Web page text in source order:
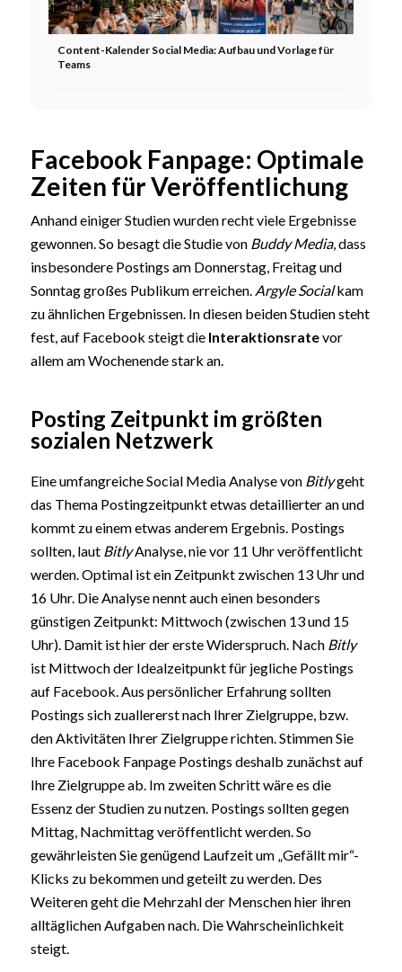
Content-Kalender Social Media: Aufbau und Vorlage für
Teams
Facebook Fanpage: Optimale
Zeiten für Veröffentlichung
Anhand einiger Studien wurden recht viele Ergebnisse
gewonnen. So besagt die Studie von Buddy Media, dass
insbesondere Postings am Donnerstag, Freitag und
Sonntag großes Publikum erreichen. Argyle Socialkam
zu ähnlichen Ergebnissen. In diesen beiden Studien steht
fest, auf Facebook steigt die Interaktionsratevor
allem am Wochenende stark an.
Posting Zeitpunkt im größten
sozialen Netzwerk
Eine umfangreiche Social Media Analyse von Bitlygeht
das Thema Postingzeitpunkt etwas detaillierter an und
kommt zu einem etwas anderem Ergebnis. Postings
sollten, laut BitlyAnalyse, nie vor 11 Uhr veröffentlicht
werden. Optimal ist ein Zeitpunkt zwischen 13 Uhr und
16 Uhr. Die Analyse nennt auch einen besonders
günstigen Zeitpunkt: Mittwoch (zwischen 13 und 15
Uhr). Damit ist hier der erste Widerspruch. Nach Bitly
ist Mittwoch der Idealzeitpunkt für jegliche Postings
auf Facebook. Aus persönlicher Erfahrung sollten
Postings sich zuallererst nach Ihrer Zielgruppe, bzw.
den Aktivitäten Ihrer Zielgruppe richten. Stimmen Sie
Ihre Facebook Fanpage Postings deshalb zunächst auf
Ihre Zielgruppe ab. Im zweiten Schritt wäre es die
Essenz der Studien zu nutzen. Postings sollten gegen
Mittag, Nachmittag veröffentlicht werden. So
gewährleisten Sie genügend Laufzeit um „Gefällt mir“-
Klicks zu bekommen und geteilt zu werden. Des
Weiteren geht die Mehrzahl der Menschen hier ihren
alltäglichen Aufgaben nach. Die Wahrscheinlichkeit
steigt.